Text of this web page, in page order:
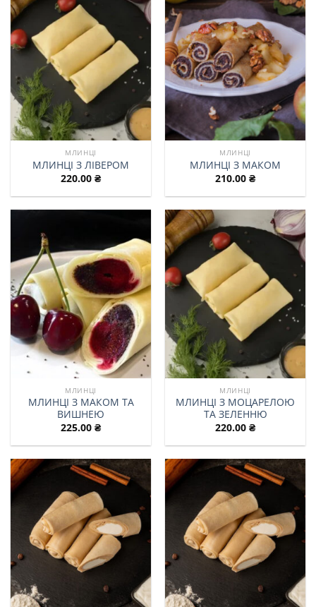
МЛИНЦІ
МЛИНЦІ З ЛІВЕРОМ
220.00 ₴
МЛИНЦІ
МЛИНЦІ З МАКОМ
210.00 ₴
МЛИНЦІ
МЛИНЦІ З МАКОМ ТА
ВИШНЕЮ
225.00 ₴
МЛИНЦІ
МЛИНЦІ З МОЦАРЕЛОЮ
ТА ЗЕЛЕННЮ
220.00 ₴